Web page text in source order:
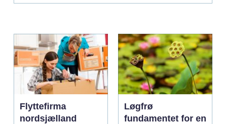
Flyttefirma
nordsjælland
Løgfrø
fundamentet for en